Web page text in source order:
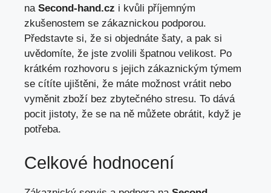
na Second-hand.cz i kvůli příjemným
zkušenostem se zákaznickou podporou.
Představte si, že si objednáte šaty, a pak si
uvědomíte, že jste zvolili špatnou velikost. Po
krátkém rozhovoru s jejich zákaznickým týmem
se cítíte ujištěni, že máte možnost vrátit nebo
vyměnit zboží bez zbytečného stresu. To dává
pocit jistoty, že se na ně můžete obrátit, když je
potřeba.
Celkové hodnocení